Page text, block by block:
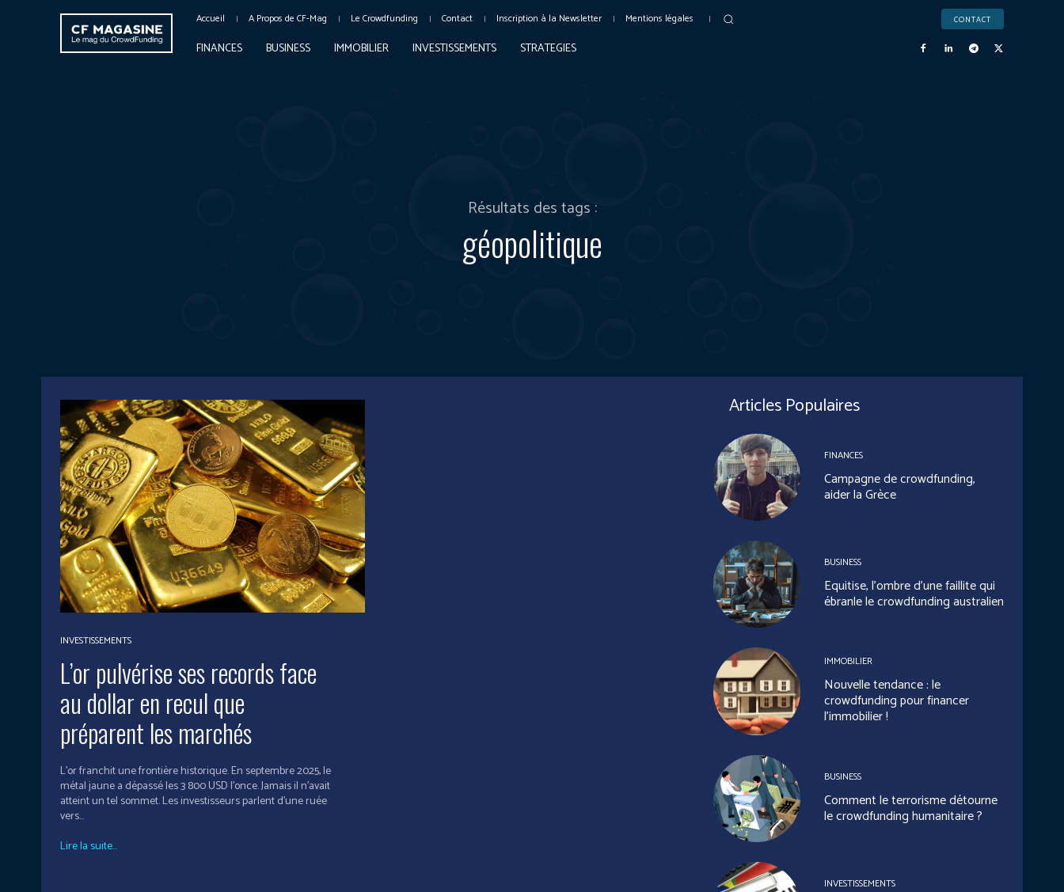
Accueil A Propos de CF-Mag Le Crowdfunding Contact Inscription à la Newsletter Mentions légales CONTACT
FINANCES BUSINESS IMMOBILIER INVESTISSEMENTS STRATEGIES
Résultats des tags :
géopolitique
INVESTISSEMENTS
L’or pulvérise ses records face
au dollar en recul que
préparent les marchés
L’or franchit une frontière historique. En septembre 2025, le
métal jaune a dépassé les 3 800 USD l’once. Jamais il n’avait
atteint un tel sommet. Les investisseurs parlent d’une ruée
vers...
Lire la suite...
Articles Populaires
FINANCES
Campagne de crowdfunding,
aider la Grèce
BUSINESS
Equitise, l’ombre d’une faillite qui
ébranle le crowdfunding australien
IMMOBILIER
Nouvelle tendance : le
crowdfunding pour financer
l’immobilier !
BUSINESS
Comment le terrorisme détourne
le crowdfunding humanitaire ?
INVESTISSEMENTS